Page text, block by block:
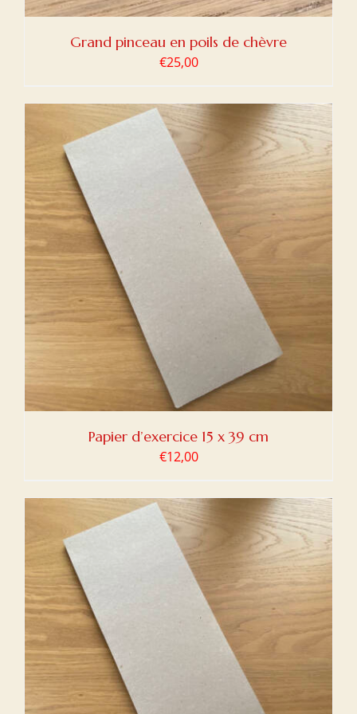
Grand pinceau en poils de chèvre
€25,00
Papier d’exercice 15 x 39 cm
€12,00